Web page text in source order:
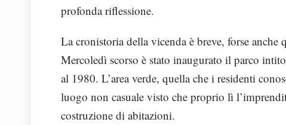
profonda riflessione.
La cronistoria della vicenda è breve, forse
Mercoledì scorso è stato inaugurato il parco
al 1980. L’area verde, quella che i residenti
luogo non casuale visto che proprio lì
costruzione di abitazioni.